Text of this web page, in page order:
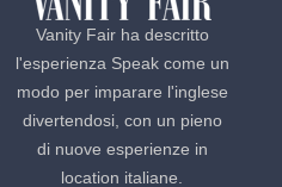
Vanity Fair ha descritto
l'esperienza Speak come un
modo per imparare l'inglese
divertendosi, con un pieno
di nuove esperienze in
location italiane.